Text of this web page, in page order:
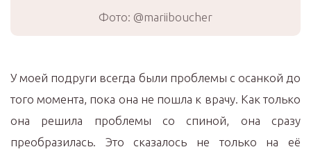
Фото: @mariiboucher
У моей подруги всегда были проблемы с осанкой до
того момента, пока она не пошла к врачу. Как только
она решила проблемы со спиной, она сразу
преобразилась. Это сказалось не только на её